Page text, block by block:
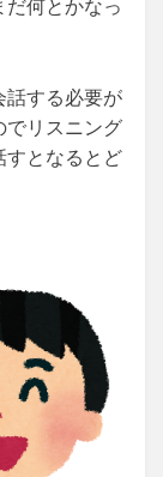
何とかなっ
話する必要が
でリスニング
すとなるとど